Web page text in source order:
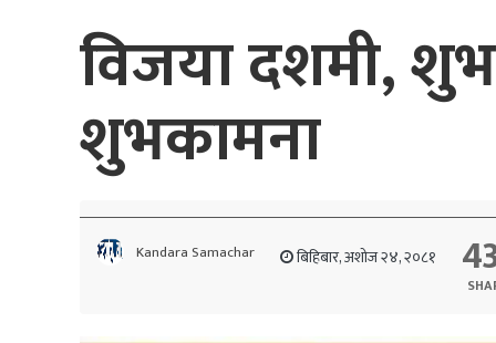
विजया दशमी,
शुभकामना
Kandara Samachar बिहिबार, अशोज २४, २०८१